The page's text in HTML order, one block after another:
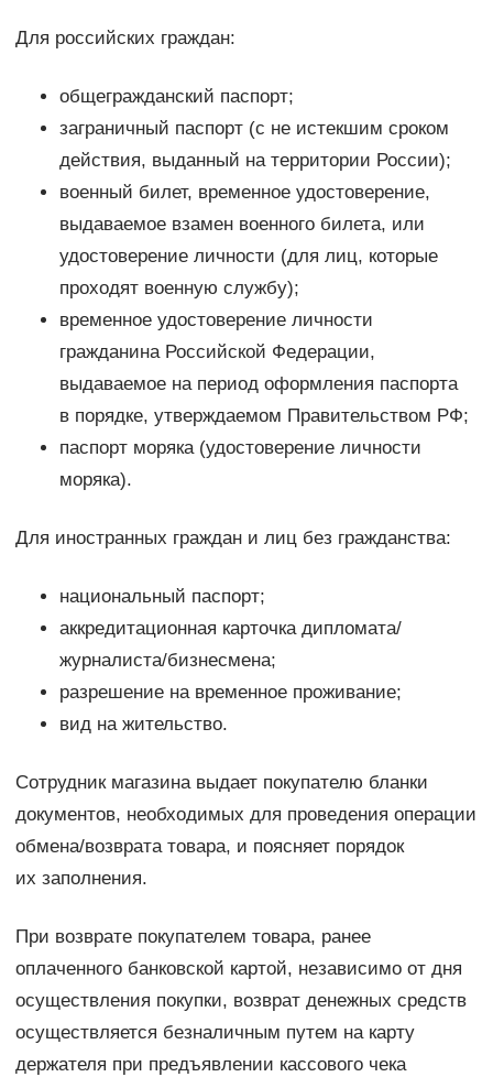
Для российских граждан:
общегражданский паспорт;
заграничный паспорт (с не истекшим сроком
действия, выданный на территории России);
военный билет, временное удостоверение,
выдаваемое взамен военного билета, или
удостоверение личности (для лиц, которые
проходят военную службу);
временное удостоверение личности
гражданина Российской Федерации,
выдаваемое на период оформления паспорта
в порядке, утверждаемом Правительством РФ;
паспорт моряка (удостоверение личности
моряка).
Для иностранных граждан и лиц без гражданства:
национальный паспорт;
аккредитационная карточка дипломата/
журналиста/бизнесмена;
разрешение на временное проживание;
вид на жительство.
Сотрудник магазина выдает покупателю бланки
документов, необходимых для проведения операции
обмена/возврата товара, и поясняет порядок
их заполнения.
При возврате покупателем товара, ранее
оплаченного банковской картой, независимо от дня
осуществления покупки, возврат денежных средств
осуществляется безналичным путем на карту
держателя при предъявлении кассового чека